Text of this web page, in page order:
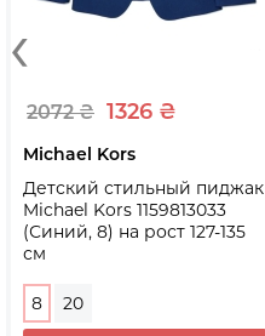
2072 ₴ 1326 ₴
Michael Kors
Детский стильный пиджак
Michael Kors 1159813033
(Синий, 8) на рост 127-135
см
8 20
‹